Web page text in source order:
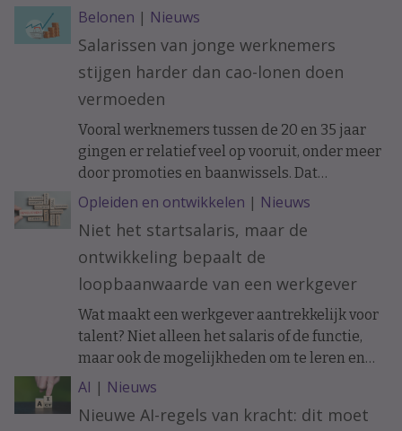
samen met managers, financials, IT-
specialisten en medewerkers uit de business
personeelsvraagstukken vanuit vier
verschillende perspectieven te bekijken. Dat
moet leiden tot nieuwe oplossingen voor
organiseren van werk.
Belonen | Nieuws
Salarissen van jonge werknemers
stijgen harder dan cao-lonen doen
vermoeden
Vooral werknemers tussen de 20 en 35 jaar
gingen er relatief veel op vooruit, onder meer
door promoties en baanwissels. Dat
constateren economen van ABN Amro in
vakblad ESB, meldt De Telegraaf.
Opleiden en ontwikkelen | Nieuws
Niet het startsalaris, maar de
ontwikkeling bepaalt de
loopbaanwaarde van een werkgever
Wat maakt een werkgever aantrekkelijk voor
talent? Niet alleen het salaris of de functie,
maar ook de mogelijkheden om te leren en
ervaring op te doen. Onderzoek naar de
loopbanen van werknemers laat zien dat de
ontwikkelkansen binnen een organisatie op
AI | Nieuws
Nieuwe AI-regels van kracht: dit moet